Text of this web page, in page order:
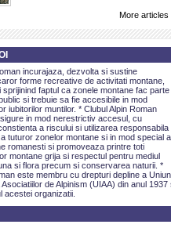
More articles
incurajaza, dezvolta si sustine
forme recreative de activitati montane,
faptul ca zonele montane fac parte
si trebuie sa fie accesibile in mod
iubitorilor muntilor. * Clubul Alpin Roman
in mod nerestrictiv accesul, cu
a riscului si utilizarea responsabila
tuturor zonelor montane si in mod special a
romanesti si promoveaza printre toti
montane grija si respectul pentru mediul
si flora precum si conservarea naturii. *
este membru cu drepturi depline a
de Alpinism (UIAA) din anul 1937
acestei organizatii.